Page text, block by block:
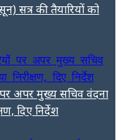
सत्र की तैयारियों को
अपर मुख्य सचिव वंदना
दिए निर्देश